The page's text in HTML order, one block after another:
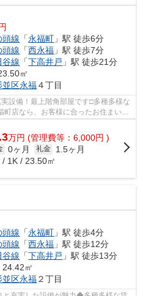
頭線 「永福町 」駅 徒歩6分
頭線 「西永福 」駅 徒歩7分
谷線 「下高井戸 」駅 徒歩21分
㎡
並区永福４丁目
設備！最上階角部屋です□多種多様な
店なら、お客様に合ったお住まいが
7...
万円 (管理費等：6,000円 )
0ヶ月 礼金
1.5ヶ月
/ 1K / 23.50㎡
頭線 「永福町 」駅 徒歩4分
頭線 「西永福 」駅 徒歩12分
谷線 「下高井戸 」駅 徒歩13分
㎡
並区永福２丁目